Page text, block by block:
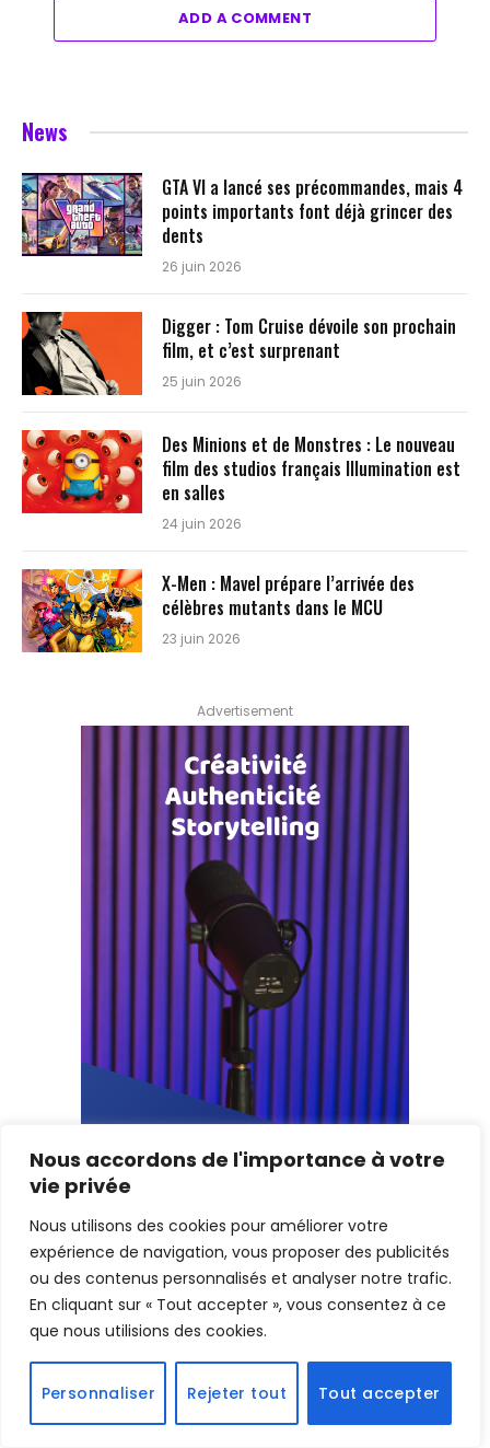
Nous accordons de l'importance à votre
vie privée
Nous utilisons des cookies pour améliorer votre
expérience de navigation, vous proposer des publicités
ou des contenus personnalisés et analyser notre trafic.
En cliquant sur « Tout accepter », vous consentez à ce
que nous utilisions des cookies.
Personnaliser Rejeter tout Tout accepter
ADD A COMMENT
News
GTA VI a lancé ses précommandes, mais 4
points importants font déjà grincer des
dents
26 juin 2026
Digger : Tom Cruise dévoile son prochain
film, et c’est surprenant
25 juin 2026
Des Minions et de Monstres : Le nouveau
film des studios français Illumination est
en salles
24 juin 2026
X-Men : Mavel prépare l’arrivée des
célèbres mutants dans le MCU
23 juin 2026
Advertisement